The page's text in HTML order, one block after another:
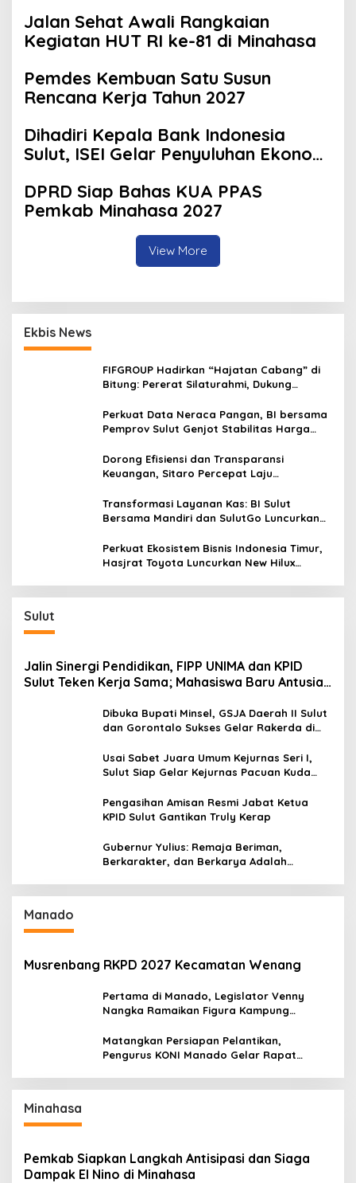
Jalan Sehat Awali Rangkaian
Kegiatan HUT RI ke-81 di Minahasa
Pemdes Kembuan Satu Susun
Rencana Kerja Tahun 2027
Dihadiri Kepala Bank Indonesia
Sulut, ISEI Gelar Penyuluhan Ekonomi
DPRD Siap Bahas KUA PPAS
Pemkab Minahasa 2027
View More
Ekbis News
FIFGROUP Hadirkan “Hajatan Cabang” di
Bitung: Pererat Silaturahmi, Dukung
Promo Khusus
Perkuat Data Neraca Pangan, BI bersama
Pemprov Sulut Genjot Stabilitas Harga
Dorong Efisiensi dan Transparansi
Keuangan, Sitaro Percepat Laju
Transformasi Layanan Kas: BI Sulut
Bersama Mandiri dan SulutGo Luncurkan
Kepulauan
Perkuat Ekosistem Bisnis Indonesia Timur,
Hasjrat Toyota Luncurkan New Hilux
Sulut
Jalin Sinergi Pendidikan, FIPP UNIMA dan KPID
Sulut Teken Kerja Sama; Mahasiswa Baru Antusias
Dibuka Bupati Minsel, GSJA Daerah II Sulut
dan Gorontalo Sukses Gelar Rakerda di
Usai Sabet Juara Umum Kejurnas Seri I,
Sulut Siap Gelar Kejurnas Pacuan Kuda
Pengasihan Amisan Resmi Jabat Ketua
KPID Sulut Gantikan Truly Kerap
Gubernur Yulius: Remaja Beriman,
Berkarakter, dan Berkarya Adalah
Manado
Musrenbang RKPD 2027 Kecamatan Wenang
Pertama di Manado, Legislator Venny
Nangka Ramaikan Figura Kampung
Matangkan Persiapan Pelantikan,
Pengurus KONI Manado Gelar Rapat
Minahasa
Pemkab Siapkan Langkah Antisipasi dan Siaga
Dampak El Nino di Minahasa